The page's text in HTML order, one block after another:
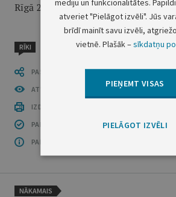
Rīgā 2025. gada 18. decembrī
RĪKI
PASTĀSTI CITIEM
ATVĒRT PUBLIKĀCIJU (PDF)
IZDRUKĀT PUBLIKĀCIJU
PAR INFORMĀCIJAS DROŠĪBU
PAR ŠO GRUPU
NĀKAMAIS
atveriet "Pielāgot izvēli". Jūs
brīdī mainīt savu izvēli,
vietnē. Plašāk –sīkdatņu
PIEŅEMT VISAS
PIELĀGOT IZVĒLI